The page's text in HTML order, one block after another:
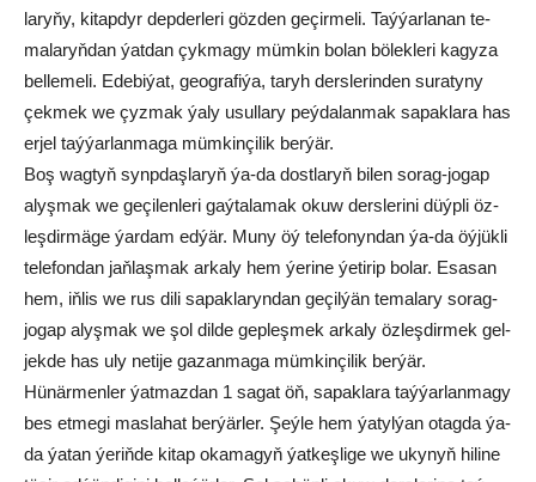
la­ry­ňy, ki­tap­dyr dep­der­le­ri göz­den ge­çir­me­li. Taý­ýar­la­nan te­
ma­la­ryň­dan ýat­dan çyk­ma­gy müm­kin bo­lan bö­lek­le­ri ka­gy­za
bel­le­me­li. Ede­bi­ýat, ge­og­ra­fi­ýa, ta­ryh ders­le­rin­den su­ra­ty­ny
çek­mek we çyz­mak ýa­ly usul­la­ry peý­da­lan­mak sa­pak­la­ra has
er­jel taý­ýar­lan­ma­ga müm­kin­çi­lik ber­ýär.
Boş wag­tyň synp­daş­la­ryň ýa-da dost­la­ryň bi­len so­rag-jo­gap
alyş­mak we ge­çi­len­le­ri gaý­ta­la­mak okuw ders­le­ri­ni düýp­li öz­
leş­dir­mä­ge ýar­dam ed­ýär. Mu­ny öý te­le­fo­nyn­dan ýa-da öý­jük­li
te­le­fon­dan jaň­laş­mak ar­ka­ly hem ýe­ri­ne ýe­ti­rip bo­lar. Esa­san
hem, iň­lis we rus di­li sa­pak­la­ryn­dan ge­çil­ýän te­ma­la­ry so­rag-
jo­gap alyş­mak we şol dil­de gep­leş­mek ar­ka­ly öz­leş­dir­mek gel­
jek­de has uly ne­ti­je ga­zan­ma­ga müm­kin­çi­lik ber­ýär.
Hü­när­men­ler ýat­maz­dan 1 sa­gat öň, sa­pak­la­ra taý­ýar­lan­ma­gy
bes et­me­gi mas­la­hat ber­ýär­ler. Şeý­le hem ýa­tyl­ýan otag­da ýa-
da ýa­tan ýe­riň­de ki­tap oka­ma­gyň ýat­keş­li­ge we uky­nyň hi­li­ne